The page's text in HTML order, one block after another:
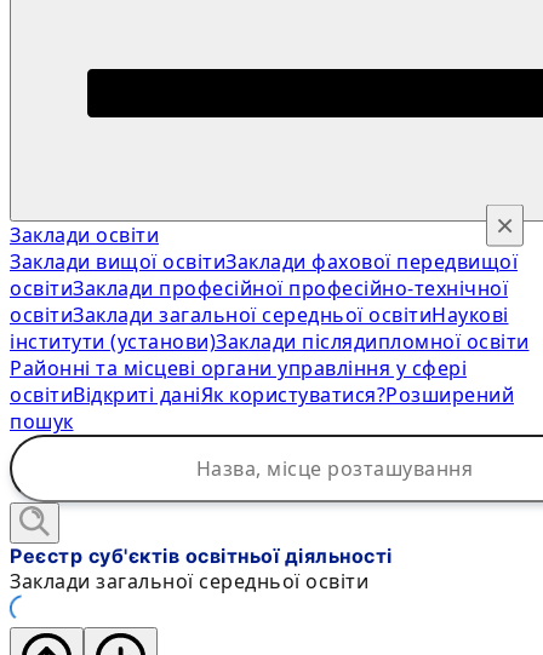
Заклади освіти
Заклади вищої освітиЗаклади фахової передвищої
освітиЗаклади професійної професійно-технічної
освітиЗаклади загальної середньої освітиНаукові
інститути (установи)Заклади післядипломної освіти
Районні та місцеві органи управління у сфері
освітиВідкриті даніЯк користуватися?Розширений
пошук
×
Реєстр суб'єктів освітньої діяльності
Заклади загальної середньої освіти